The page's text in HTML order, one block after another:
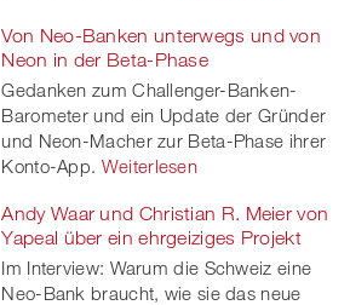
Von Neo-Banken unterwegs und von
Neon in der Beta-Phase
Gedanken zum Challenger-Banken-
Barometer und ein Update der Gründer
und Neon-Macher zur Beta-Phase ihrer
Konto-App. Weiterlesen
Andy Waar und Christian R. Meier von
Yapeal über ein ehrgeiziges Projekt
Im Interview: Warum die Schweiz eine
Neo-Bank braucht, wie sie das neue